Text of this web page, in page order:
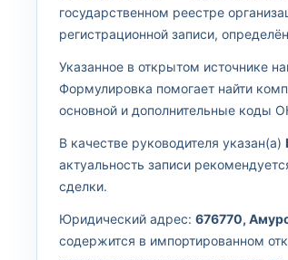
государственном реестре
регистрационной записи,
Указанное в открытом источнике
Формулировка помогает найти
основной и дополнительные коды
В качестве руководителя указан(а)
актуальность записи
сделки.
Юридический адрес:676770,
содержится в импортированном